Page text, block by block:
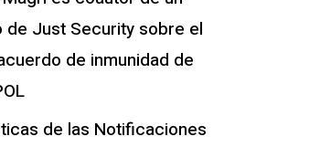
de Just Security sobre el
de inmunidad de
de las Notificaciones